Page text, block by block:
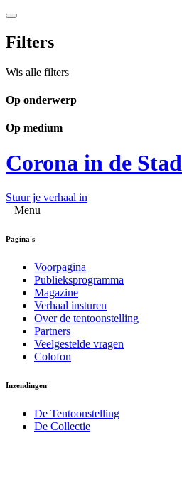
Filters
Wis alle filters
Op onderwerp
Op medium
Corona in de Stad
Stuur je verhaal in
Menu
Pagina's
Voorpagina
Publieksprogramma
Magazine
Verhaal insturen
Over de tentoonstelling
Partners
Veelgestelde vragen
Colofon
Inzendingen
De Tentoonstelling
De Collectie